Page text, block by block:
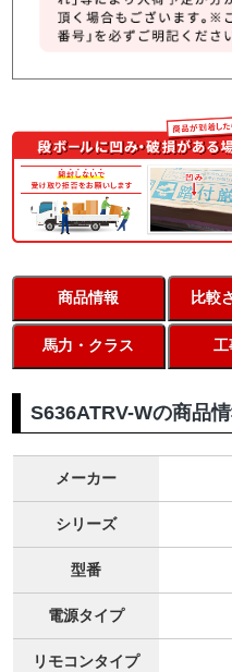
商品情報 比較
馬力・クラス 工
S636ATRV-Wの商品
メーカー
シリーズ
型番
電源タイプ
リモコンタイプ